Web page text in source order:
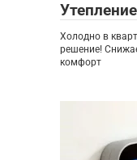
Холодно в
решение!
комфорт